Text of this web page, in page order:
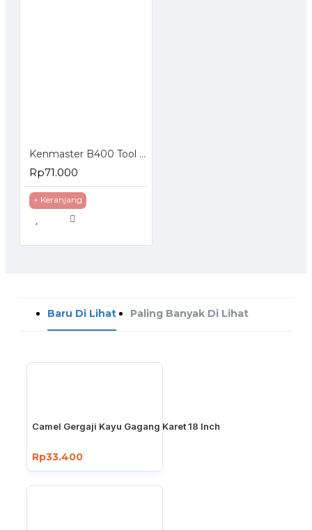
Kenmaster B400 Tool Box
Rp71.000
+ Keranjang
Baru Di Lihat Paling Banyak Di Lihat
Camel Gergaji Kayu Gagang Karet 18 Inch
Rp33.400